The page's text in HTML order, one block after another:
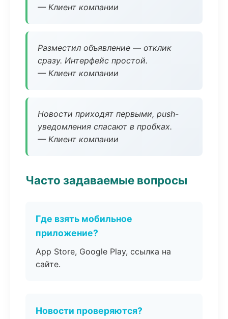
— Клиент компании
Разместил объявление — отклик
сразу. Интерфейс простой.
— Клиент компании
Новости приходят первыми, push-
уведомления спасают в пробках.
— Клиент компании
Часто задаваемые вопросы
Где взять мобильное
приложение?
App Store, Google Play, ссылка на
сайте.
Новости проверяются?